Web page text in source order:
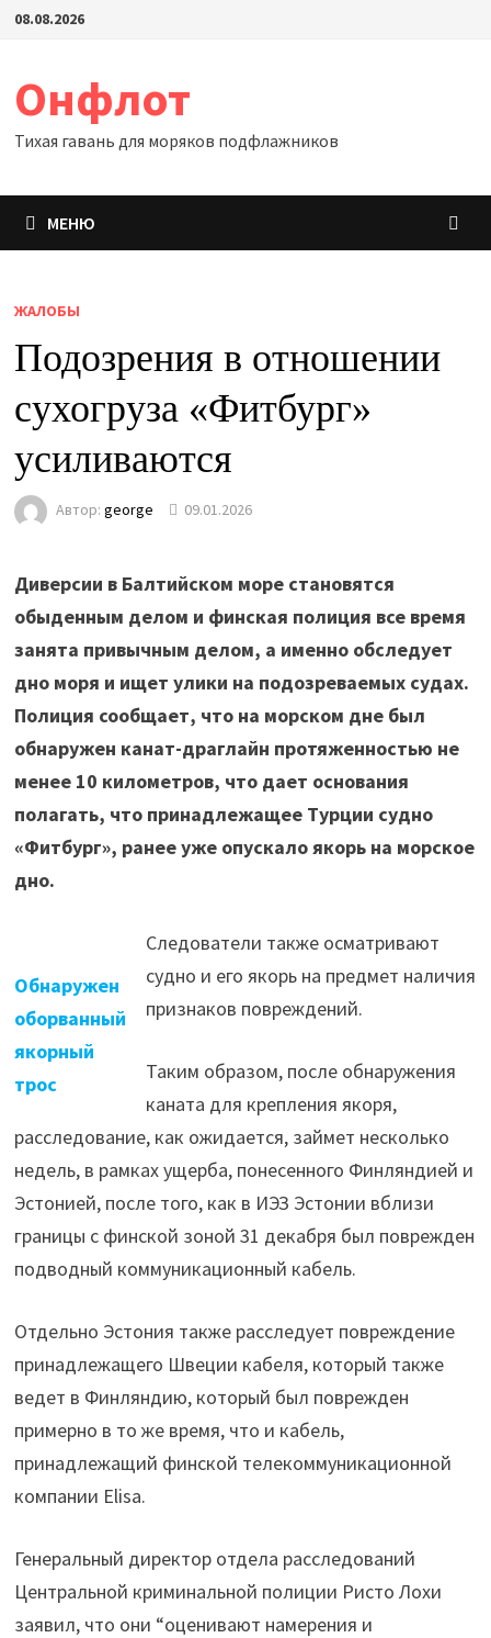
Перейти
08.08.2026
Онфлот
Тихая гавань для моряков подфлажников
МЕНЮ
ЖАЛОБЫ
Подозрения в отношении
сухогруза «Фитбург»
усиливаются
Автор: george 09.01.2026
Диверсии в Балтийском море становятся
обыденным делом и финская полиция все время
занята привычным делом, а именно обследует
дно моря и ищет улики на подозреваемых судах.
Полиция сообщает, что на морском дне был
обнаружен канат-драглайн протяженностью не
менее 10 километров, что дает основания
полагать, что принадлежащее Турции судно
«Фитбург», ранее уже опускало якорь на морское
дно.
Обнаружен
оборванный
якорный
трос
Следователи также осматривают
судно и его якорь на предмет наличия
признаков повреждений.
Таким образом, после обнаружения
каната для крепления якоря,
расследование, как ожидается, займет несколько
недель, в рамках ущерба, понесенного Финляндией и
Эстонией, после того, как в ИЭЗ Эстонии вблизи
границы с финской зоной 31 декабря был поврежден
подводный коммуникационный кабель.
Отдельно Эстония также расследует повреждение
принадлежащего Швеции кабеля, который также
ведет в Финляндию, который был поврежден
примерно в то же время, что и кабель,
принадлежащий финской телекоммуникационной
компании Elisa.
Генеральный директор отдела расследований
Центральной криминальной полиции Ристо Лохи
заявил, что они “оценивают намерения и